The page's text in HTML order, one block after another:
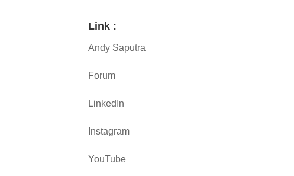
Link :
Andy Saputra
Forum
LinkedIn
Instagram
YouTube